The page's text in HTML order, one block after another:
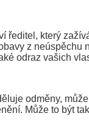
ředitel, který
z neúspěchu
odraz vašich
odměny,
Může to být